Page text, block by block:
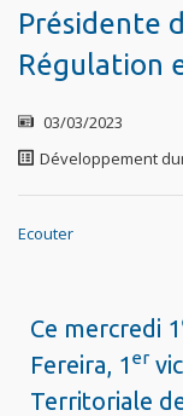
Présidente
Régulation
03/03/2023
Développement
Ecouter
Ce mercredi 1
Fereira, 1 er
Territoriale